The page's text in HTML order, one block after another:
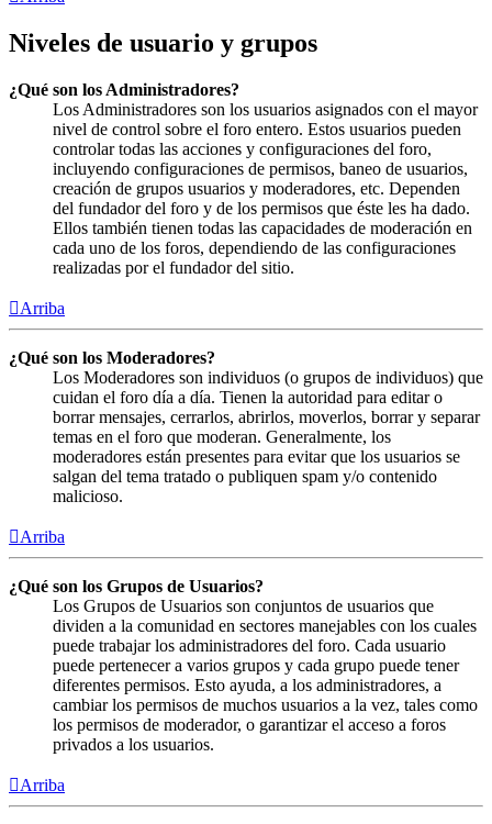
Niveles de usuario y grupos
¿Qué son los Administradores?
Los Administradores son los usuarios asignados con el mayor
nivel de control sobre el foro entero. Estos usuarios pueden
controlar todas las acciones y configuraciones del foro,
incluyendo configuraciones de permisos, baneo de usuarios,
creación de grupos usuarios y moderadores, etc. Dependen
del fundador del foro y de los permisos que éste les ha dado.
Ellos también tienen todas las capacidades de moderación en
cada uno de los foros, dependiendo de las configuraciones
realizadas por el fundador del sitio.
Arriba
¿Qué son los Moderadores?
Los Moderadores son individuos (o grupos de individuos) que
cuidan el foro día a día. Tienen la autoridad para editar o
borrar mensajes, cerrarlos, abrirlos, moverlos, borrar y separar
temas en el foro que moderan. Generalmente, los
moderadores están presentes para evitar que los usuarios se
salgan del tema tratado o publiquen spam y/o contenido
malicioso.
Arriba
¿Qué son los Grupos de Usuarios?
Los Grupos de Usuarios son conjuntos de usuarios que
dividen a la comunidad en sectores manejables con los cuales
puede trabajar los administradores del foro. Cada usuario
puede pertenecer a varios grupos y cada grupo puede tener
diferentes permisos. Esto ayuda, a los administradores, a
cambiar los permisos de muchos usuarios a la vez, tales como
los permisos de moderador, o garantizar el acceso a foros
privados a los usuarios.
Arriba